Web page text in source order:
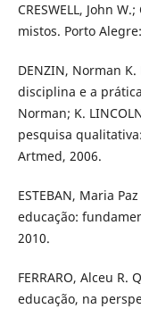
CRESWELL, John
mistos. Porto
DENZIN, Norman
disciplina e a
Norman; K.
pesquisa
Artmed, 2006.
ESTEBAN, Maria
educação:
2010.
FERRARO, Alceu
educação, na